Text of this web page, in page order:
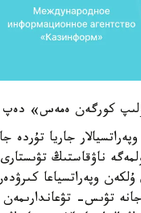
كورگەن ەمەس» دەپ
جاريا تۇردە
ناۋقاستىڭ
وپەراتسياعا
جانە تۋىس-